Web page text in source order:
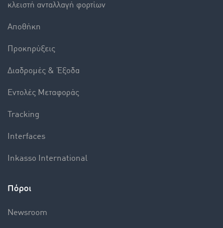
κλειστή ανταλλαγή φορτίων
Αποθήκη
Προκηρύξεις
Διαδρομές & Έξοδα
Εντολές Mεταφοράς
Tracking
Interfaces
Inkasso International
Πόροι
Newsroom